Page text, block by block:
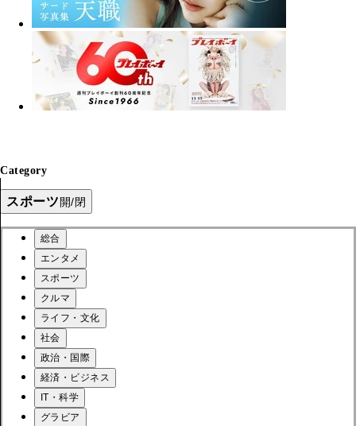
Category
スポーツ開/閉
総合
エンタメ
スポーツ
クルマ
ライフ・文化
社会
政治・国際
経済・ビジネス
IT・科学
グラビア